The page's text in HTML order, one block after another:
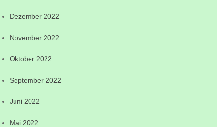
Dezember 2022
November 2022
Oktober 2022
September 2022
Juni 2022
Mai 2022